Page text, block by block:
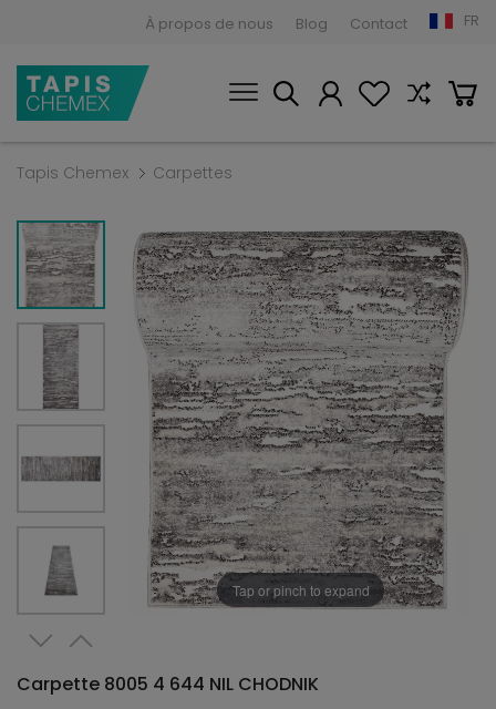
À propos de nous Blog Contact FR
Tapis Chemex Carpettes
Tap or pinch to expand
Carpette 8005 4 644 NIL CHODNIK